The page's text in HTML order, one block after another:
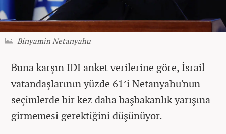
Binyamin Netanyahu
Buna karşın IDI anket verilerine göre, İsrail
vatandaşlarının yüzde 61’i Netanyahu'nun
seçimlerde bir kez daha başbakanlık yarışına
girmemesi gerektiğini düşünüyor.